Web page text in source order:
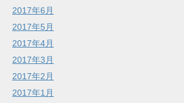
2017年6月
2017年5月
2017年4月
2017年3月
2017年2月
2017年1月